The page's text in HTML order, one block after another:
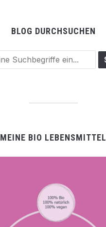
BLOG DURCHSUCHEN
MEINE BIO LEBENSMITTEL